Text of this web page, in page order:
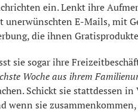
ein. Lenkt ihre
unerwünschten E-Mails, mit
die ihnen
sie sogar ihre
Woche aus ihrem
Schickt sie stattdessen
wenn sie